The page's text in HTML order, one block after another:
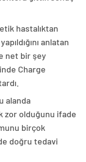
hastalıktan
anlatan
net bir şey
Charge
alanda
zor olduğunu ifade
birçok
doğru tedavi